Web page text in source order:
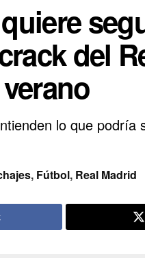
del
lo que podría
, Fútbol, Real Madrid